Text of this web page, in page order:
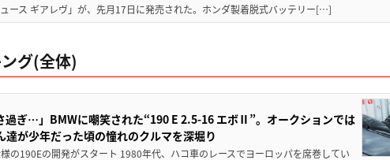
ース ギアレヴ」が、先月17日に発売された。ホンダ製着脱式バッテリー[…]
グ(全体)
過ぎ…」BMWに嘲笑された“190 E 2.5-16 エボⅡ”。オークションでは
達が少年だった頃の憧れのクルマを深堀り
の190Eの開発がスタート 1980年代、ハコ車のレースでヨーロッパを席巻してい